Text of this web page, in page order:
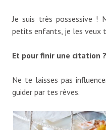
Je suis très possessive !
petits enfants, je les veux
Et pour finir une citation ?
Ne te laisses pas
guider par tes rêves.